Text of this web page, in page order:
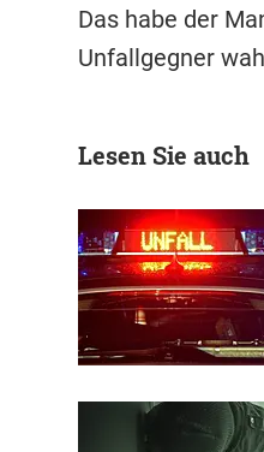
Das habe der
Unfallgegner
Lesen Sie auch